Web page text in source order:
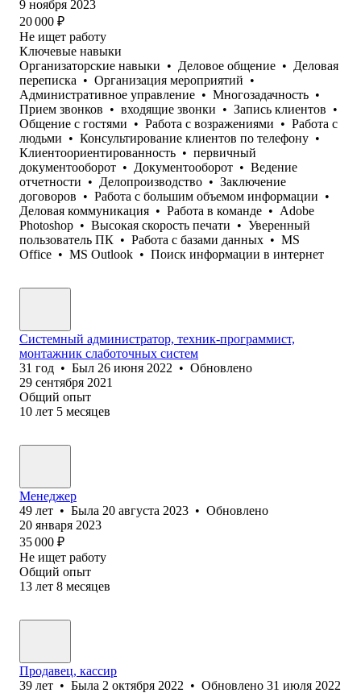
9 ноября 2023
20 000 ₽
Не ищет работу
Ключевые навыки
Организаторские навыки • Деловое общение • Деловая
переписка • Организация мероприятий •
Административное управление • Многозадачность •
Прием звонков • входящие звонки • Запись клиентов •
Общение с гостями • Работа с возражениями • Работа с
людьми • Консультирование клиентов по телефону •
Клиентоориентированность • первичный
документооборот • Документооборот • Ведение
отчетности • Делопроизводство • Заключение
договоров • Работа с большим объемом информации •
Деловая коммуникация • Работа в команде • Adobe
Photoshop • Высокая скорость печати • Уверенный
пользователь ПК • Работа с базами данных • MS
Office • MS Outlook • Поиск информации в интернет
Системный администратор, техник-программист,
монтажник слаботочных систем
31 год • Был 26 июня 2022 • Обновлено
29 сентября 2021
Общий опыт
10 лет 5 месяцев
Менеджер
49 лет • Была 20 августа 2023 • Обновлено
20 января 2023
35 000 ₽
Не ищет работу
Общий опыт
13 лет 8 месяцев
Продавец, кассир
39 лет • Была 2 октября 2022 • Обновлено 31 июля 2022